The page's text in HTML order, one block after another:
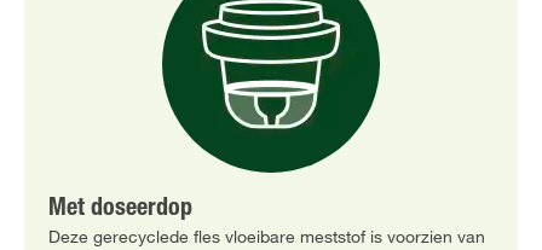
Met doseerdop
Deze gerecyclede fles vloeibare meststof is voorzien van